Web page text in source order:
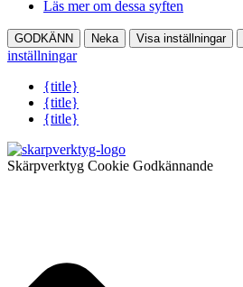
Läs mer om dessa syften
GODKÄNN Neka Visa inställningar
inställningar
{title}
{title}
{title}
Skärpverktyg Cookie Godkännande